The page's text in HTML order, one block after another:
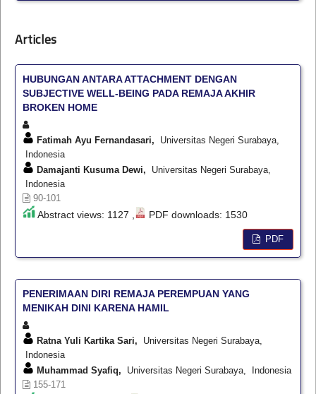
Articles
HUBUNGAN ANTARA ATTACHMENT DENGAN
SUBJECTIVE WELL-BEING PADA REMAJA AKHIR
BROKEN HOME
Fatimah Ayu Fernandasari, Universitas Negeri Surabaya,
Indonesia
Damajanti Kusuma Dewi, Universitas Negeri Surabaya,
Indonesia
90-101
Abstract views: 1127 , PDF downloads: 1530
PDF
PENERIMAAN DIRI REMAJA PEREMPUAN YANG
MENIKAH DINI KARENA HAMIL
Ratna Yuli Kartika Sari, Universitas Negeri Surabaya,
Indonesia
Muhammad Syafiq, Universitas Negeri Surabaya, Indonesia
155-171